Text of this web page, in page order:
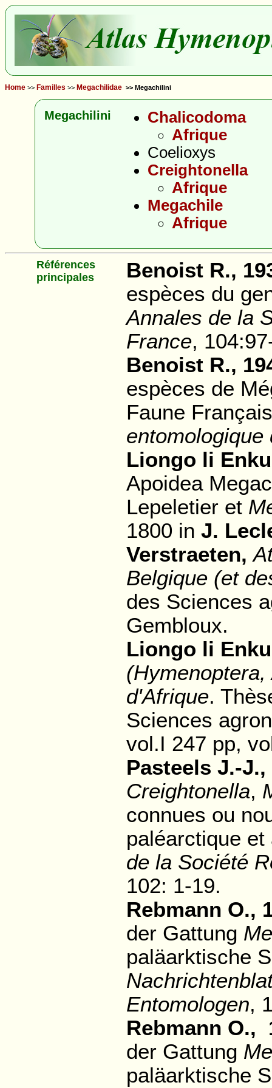
Home >> Familles >> Megachilidae >> Megachilini
Megachilini
Chalicodoma
Afrique
Coelioxys
Creightonella
Afrique
Megachile
Afrique
Références
principales
Benoist R.,
espèces du
Annales de la
France,
Benoist R.,
espèces de
Faune
entomologique
Liongo li
Apoidea
Lepeletier et
1800 in J.
Verstraeten,
Belgique (et
des Sciences
Gembloux.
Liongo li
d'Afrique.
Sciences
vol.I 247 pp,
Pasteels J.-J.,
Creightonella,
connues ou
paléarctique
de la Société
102: 1-19.
Rebmann O.,
der Gattung
paläarktische
Entomologen,
Rebmann O.,
der Gattung
paläarktische